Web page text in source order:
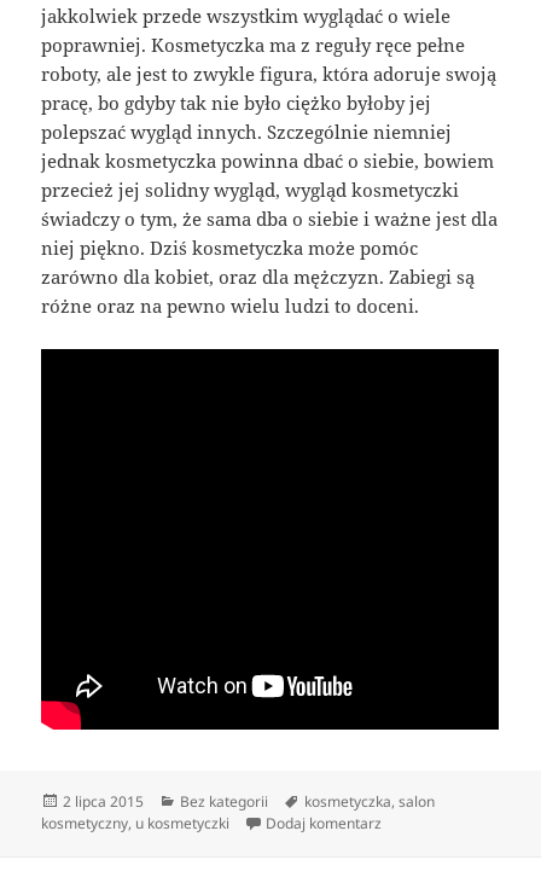
jakkolwiek przede wszystkim wyglądać o wiele
poprawniej. Kosmetyczka ma z reguły ręce pełne
roboty, ale jest to zwykle figura, która adoruje swoją
pracę, bo gdyby tak nie było ciężko byłoby jej
polepszać wygląd innych. Szczególnie niemniej
jednak kosmetyczka powinna dbać o siebie, bowiem
przecież jej solidny wygląd, wygląd kosmetyczki
świadczy o tym, że sama dba o siebie i ważne jest dla
niej piękno. Dziś kosmetyczka może pomóc
zarówno dla kobiet, oraz dla mężczyzn. Zabiegi są
różne oraz na pewno wielu ludzi to doceni.
Data
publikacji
2 lipca 2015 Kategorie
Bez kategorii Tagi
kosmetyczka,salon
kosmetyczny, u kosmetyczki Dodaj komentarz